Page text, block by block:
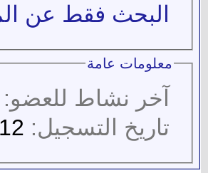
البحث فقط عن
معلومات عامة
آخر نشاط للعضو:
تاريخ التسجيل: